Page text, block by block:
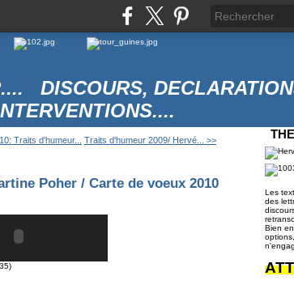
DISCOURS,
Traits d'humeur... Traits d'humeur 2009/ Hervé... >>
Poher / Carte de voeux 2010
Les
des
Bien